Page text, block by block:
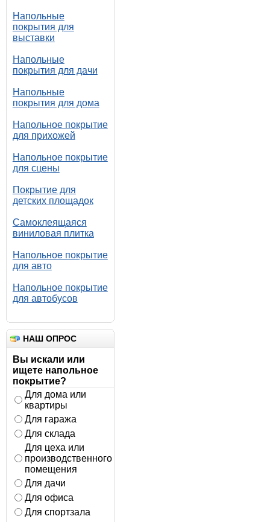
Напольные
покрытия для
выставки
Напольные
покрытия для дачи
Напольные
покрытия для дома
Напольное покрытие
для прихожей
Напольное покрытие
для сцены
Покрытие для
детских площадок
Самоклеящаяся
виниловая плитка
Напольное покрытие
для авто
Напольное покрытие
для автобусов
НАШ ОПРОС
Вы искали или
ищете напольное
покрытие?
Для дома или
квартиры
Для гаража
Для склада
Для цеха или
производственного
помещения
Для дачи
Для офиса
Для спортзала